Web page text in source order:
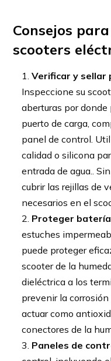
Consejos
scooters
Verificar y sellar
Inspeccione su
aberturas por donde
puerto de carga,
panel de control.
calidad o silicona
entrada de agua..
cubrir las rejillas de
necesarios en el
Proteger
estuches
puede proteger
scooter de la
dieléctrica a los
prevenir la
actuar como
conectores de la
Paneles de